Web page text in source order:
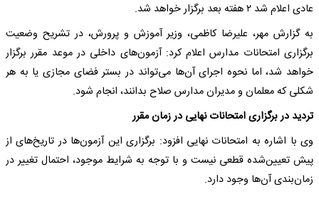
عادی اعلام شد ۲ هفته بعد برگزار خواهد شد.
به گزارش مهر، علیرضا کاظمی، وزیر آموزش و پرورش، در تشریح وضعیت
برگزاری امتحانات مدارس اعلام کرد: آزمون‌های داخلی در موعد مقرر برگزار
خواهد شد، اما نحوه اجرای آن‌ها می‌تواند در بستر فضای مجازی یا به هر
شکلی که معلمان و مدیران مدارس صلاح بدانند، انجام شود.
تردید در برگزاری امتحانات نهایی در زمان مقرر
وی با اشاره به امتحانات نهایی افزود: برگزاری این آزمون‌ها در تاریخ‌های از
پیش تعیین‌شده قطعی نیست و با توجه به شرایط موجود، احتمال تغییر در
زمان‌بندی آن‌ها وجود دارد.